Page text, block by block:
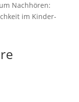
Nachhören:
im Kinder-